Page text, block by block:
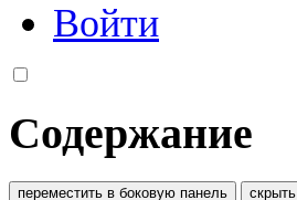
Войти
Содержание
переместить в боковую панель скрыть